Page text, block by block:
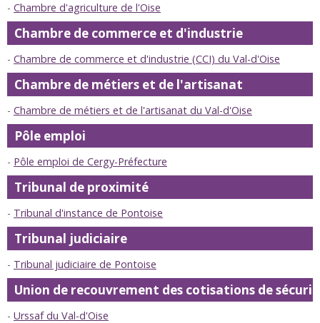
Chambre d'agriculture de l'Oise
Chambre de commerce et d'industrie
Chambre de commerce et d'industrie (CCI) du Val-d'Oise
Chambre de métiers et de l'artisanat
Chambre de métiers et de l'artisanat du Val-d'Oise
Pôle emploi
Pôle emploi de Cergy-Préfecture
Tribunal de proximité
Tribunal d'instance de Pontoise
Tribunal judiciaire
Tribunal judiciaire de Pontoise
Union de recouvrement des cotisations de
Urssaf du Val-d'Oise